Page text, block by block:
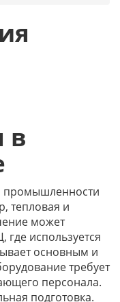
в
промышленности
тепловая и
может
используется
основным и
требует
персонала.
подготовка.